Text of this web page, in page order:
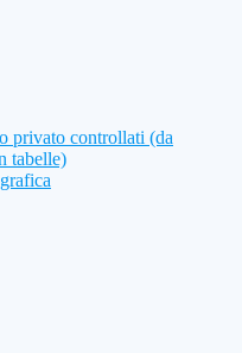
privato controllati (da
tabelle)